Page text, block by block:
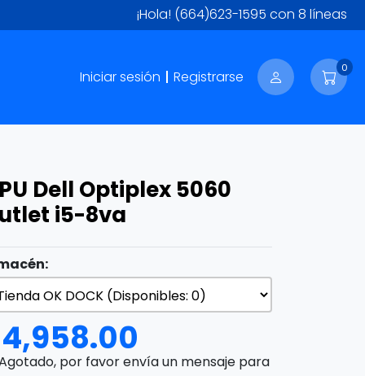
¡Hola! (664)623-1595 con 8 líneas
Iniciar sesión Registrarse
0
Dell Optiplex 5060
i5-8va
4,958.00
por favor envía un mensaje para